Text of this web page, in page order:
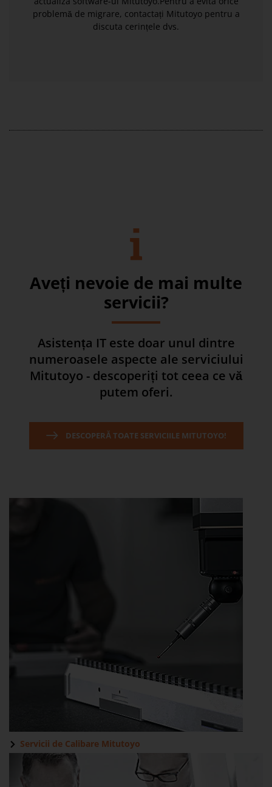
problemă de migrare, contactați Mitutoyo pentru a
discuta cerințele dvs.
Aveți nevoie de mai multe
servicii?
Asistența IT este doar unul dintre
numeroasele aspecte ale serviciului
Mitutoyo - descoperiți tot ceea ce vă
putem oferi.
DESCOPERĂ TOATE SERVICIILE MITUTOYO!
Servicii de Calibare Mitutoyo